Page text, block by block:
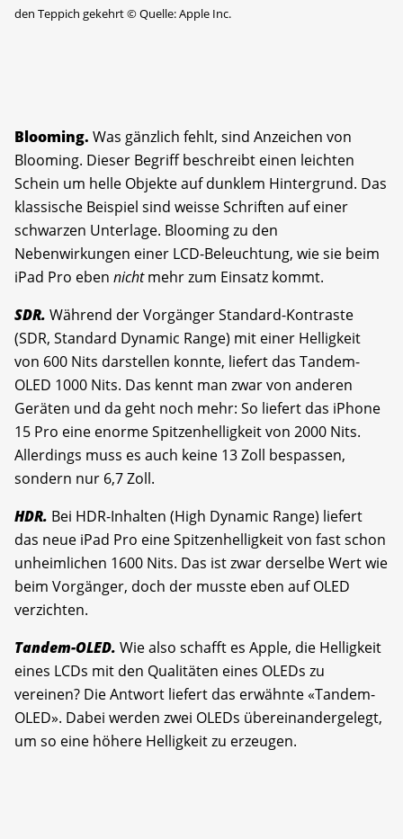
den Teppich gekehrt©Quelle: Apple Inc.
Blooming. Was gänzlich fehlt, sind Anzeichen von
Blooming. Dieser Begriff beschreibt einen leichten
Schein um helle Objekte auf dunklem Hintergrund. Das
klassische Beispiel sind weisse Schriften auf einer
schwarzen Unterlage. Blooming zu den
Nebenwirkungen einer LCD-Beleuchtung, wie sie beim
iPad Pro eben nichtmehr zum Einsatz kommt.
SDR. Während der Vorgänger Standard-Kontraste
(SDR, Standard Dynamic Range) mit einer Helligkeit
von 600 Nits darstellen konnte, liefert das Tandem-
OLED 1000 Nits. Das kennt man zwar von anderen
Geräten und da geht noch mehr: So liefert das iPhone
15 Pro eine enorme Spitzenhelligkeit von 2000 Nits.
Allerdings muss es auch keine 13 Zoll bespassen,
sondern nur 6,7 Zoll.
HDR. Bei HDR-Inhalten (High Dynamic Range) liefert
das neue iPad Pro eine Spitzenhelligkeit von fast schon
unheimlichen 1600 Nits. Das ist zwar derselbe Wert wie
beim Vorgänger, doch der musste eben auf OLED
verzichten.
Tandem-OLED. Wie also schafft es Apple, die Helligkeit
eines LCDs mit den Qualitäten eines OLEDs zu
vereinen? Die Antwort liefert das erwähnte «Tandem-
OLED». Dabei werden zwei OLEDs übereinandergelegt,
um so eine höhere Helligkeit zu erzeugen.